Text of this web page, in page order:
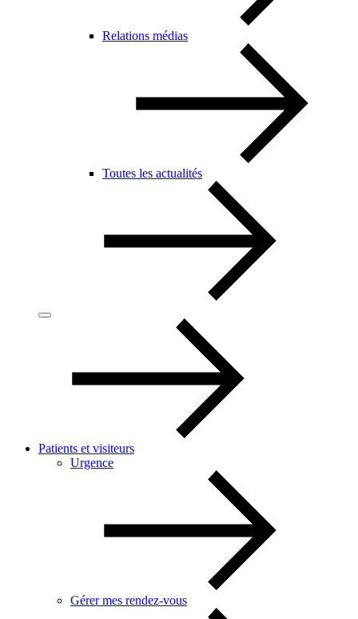
Relations médias
Toutes les actualités
Patients et visiteurs
Urgence
Gérer mes rendez-vous